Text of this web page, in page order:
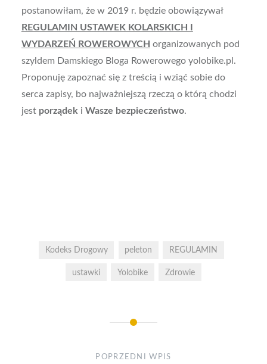
postanowiłam, że w 2019 r. będzie obowiązywał
REGULAMIN USTAWEK KOLARSKICH I
WYDARZEŃ ROWEROWYCH organizowanych pod
szyldem Damskiego Bloga Rowerowego yolobike.pl.
Proponuję zapoznać się z treścią i wziąć sobie do
serca zapisy, bo najważniejszą rzeczą o którą chodzi
jest porządeki Wasze bezpieczeństwo.
Kodeks Drogowy peleton REGULAMIN
ustawki Yolobike Zdrowie
POPRZEDNI WPIS